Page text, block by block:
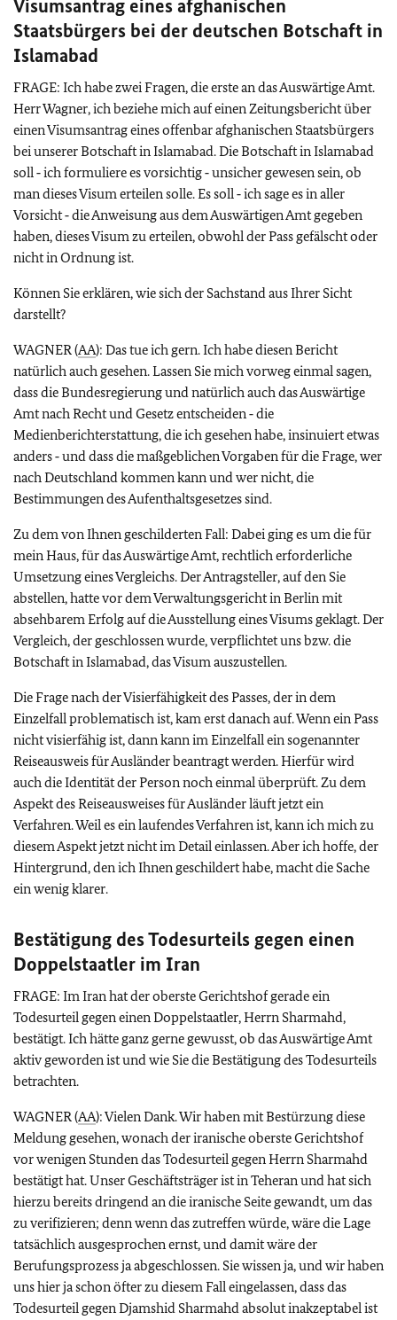
Visumsantrag eines afghanischen
Staatsbürgers bei der deutschen Botschaft in
Islamabad
FRAGE: Ich habe zwei Fragen, die erste an das Auswärtige Amt.
Herr Wagner, ich beziehe mich auf einen Zeitungsbericht über
einen Visumsantrag eines offenbar afghanischen Staatsbürgers
bei unserer Botschaft in Islamabad. Die Botschaft in Islamabad
soll ‑ ich formuliere es vorsichtig ‑ unsicher gewesen sein, ob
man dieses Visum erteilen solle. Es soll ‑ ich sage es in aller
Vorsicht ‑ die Anweisung aus dem Auswärtigen Amt gegeben
haben, dieses Visum zu erteilen, obwohl der Pass gefälscht oder
nicht in Ordnung ist.
Können Sie erklären, wie sich der Sachstand aus Ihrer Sicht
darstellt?
WAGNER (AA): Das tue ich gern. Ich habe diesen Bericht
natürlich auch gesehen. Lassen Sie mich vorweg einmal sagen,
dass die Bundesregierung und natürlich auch das Auswärtige
Amt nach Recht und Gesetz entscheiden ‑ die
Medienberichterstattung, die ich gesehen habe, insinuiert etwas
anders ‑ und dass die maßgeblichen Vorgaben für die Frage, wer
nach Deutschland kommen kann und wer nicht, die
Bestimmungen des Aufenthaltsgesetzes sind.
Zu dem von Ihnen geschilderten Fall: Dabei ging es um die für
mein Haus, für das Auswärtige Amt, rechtlich erforderliche
Umsetzung eines Vergleichs. Der Antragsteller, auf den Sie
abstellen, hatte vor dem Verwaltungsgericht in Berlin mit
absehbarem Erfolg auf die Ausstellung eines Visums geklagt. Der
Vergleich, der geschlossen wurde, verpflichtet uns bzw. die
Botschaft in Islamabad, das Visum auszustellen.
Die Frage nach der Visierfähigkeit des Passes, der in dem
Einzelfall problematisch ist, kam erst danach auf. Wenn ein Pass
nicht visierfähig ist, dann kann im Einzelfall ein sogenannter
Reiseausweis für Ausländer beantragt werden. Hierfür wird
auch die Identität der Person noch einmal überprüft. Zu dem
Aspekt des Reiseausweises für Ausländer läuft jetzt ein
Verfahren. Weil es ein laufendes Verfahren ist, kann ich mich zu
diesem Aspekt jetzt nicht im Detail einlassen. Aber ich hoffe, der
Hintergrund, den ich Ihnen geschildert habe, macht die Sache
ein wenig klarer.
Bestätigung des Todesurteils gegen einen
Doppelstaatler im Iran
FRAGE: Im Iran hat der oberste Gerichtshof gerade ein
Todesurteil gegen einen Doppelstaatler, Herrn Sharmahd,
bestätigt. Ich hätte ganz gerne gewusst, ob das Auswärtige Amt
aktiv geworden ist und wie Sie die Bestätigung des Todesurteils
betrachten.
WAGNER (AA): Vielen Dank. Wir haben mit Bestürzung diese
Meldung gesehen, wonach der iranische oberste Gerichtshof
vor wenigen Stunden das Todesurteil gegen Herrn Sharmahd
bestätigt hat. Unser Geschäftsträger ist in Teheran und hat sich
hierzu bereits dringend an die iranische Seite gewandt, um das
zu verifizieren; denn wenn das zutreffen würde, wäre die Lage
tatsächlich ausgesprochen ernst, und damit wäre der
Berufungsprozess ja abgeschlossen. Sie wissen ja, und wir haben
uns hier ja schon öfter zu diesem Fall eingelassen, dass das
Todesurteil gegen Djamshid Sharmahd absolut inakzeptabel ist